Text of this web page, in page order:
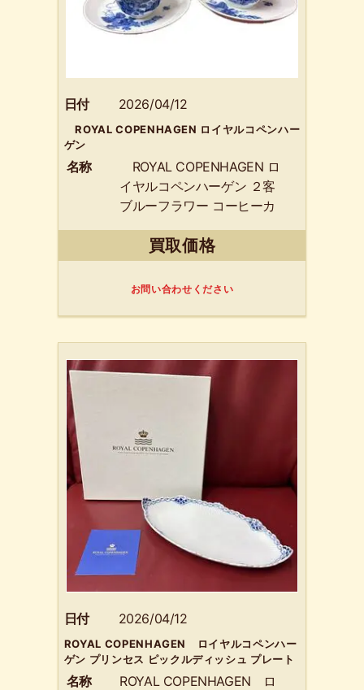
日付 2026/04/12
ROYAL COPENHAGEN ロイヤルコペンハー
ゲン
名称
ROYAL COPENHAGEN ロ
イヤルコペンハーゲン ２客
ブルーフラワー コーヒーカ
ーク デンマーク
買取価格
お問い合わせください
日付 2026/04/12
ROYAL COPENHAGEN ロイヤルコペンハー
ゲン プリンセス ピックルディッシュ プレート
名称
ROYAL COPENHAGEN ロ